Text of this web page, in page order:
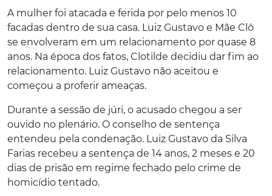
A mulher foi atacada e ferida por pelo menos 10
facadas dentro de sua casa. Luiz Gustavo e Mãe Clô
se envolveram em um relacionamento por quase 8
anos. Na época dos fatos, Clotilde decidiu dar fim ao
relacionamento. Luiz Gustavo não aceitou e
começou a proferir ameaças.
Durante a sessão de júri, o acusado chegou a ser
ouvido no plenário. O conselho de sentença
entendeu pela condenação. Luiz Gustavo da Silva
Farias recebeu a sentença de 14 anos, 2 meses e 20
dias de prisão em regime fechado pelo crime de
homicídio tentado.